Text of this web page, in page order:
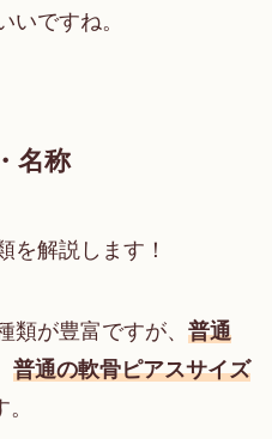
いですね。
名称
を解説します！
類が豊富ですが、 普通
普通の軟骨ピアスサイズ